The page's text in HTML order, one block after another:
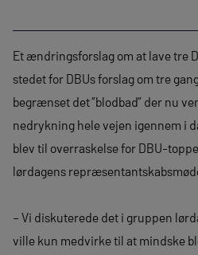
Et ændringsforslag om at lave tre
stedet for DBUs forslag om tre
begrænset det ”blodbad” der nu
nedrykning hele vejen igennem i
blev til overraskelse for DBU-
lørdagens
– Vi diskuterede det i gruppen
ville kun medvirke til at mindske